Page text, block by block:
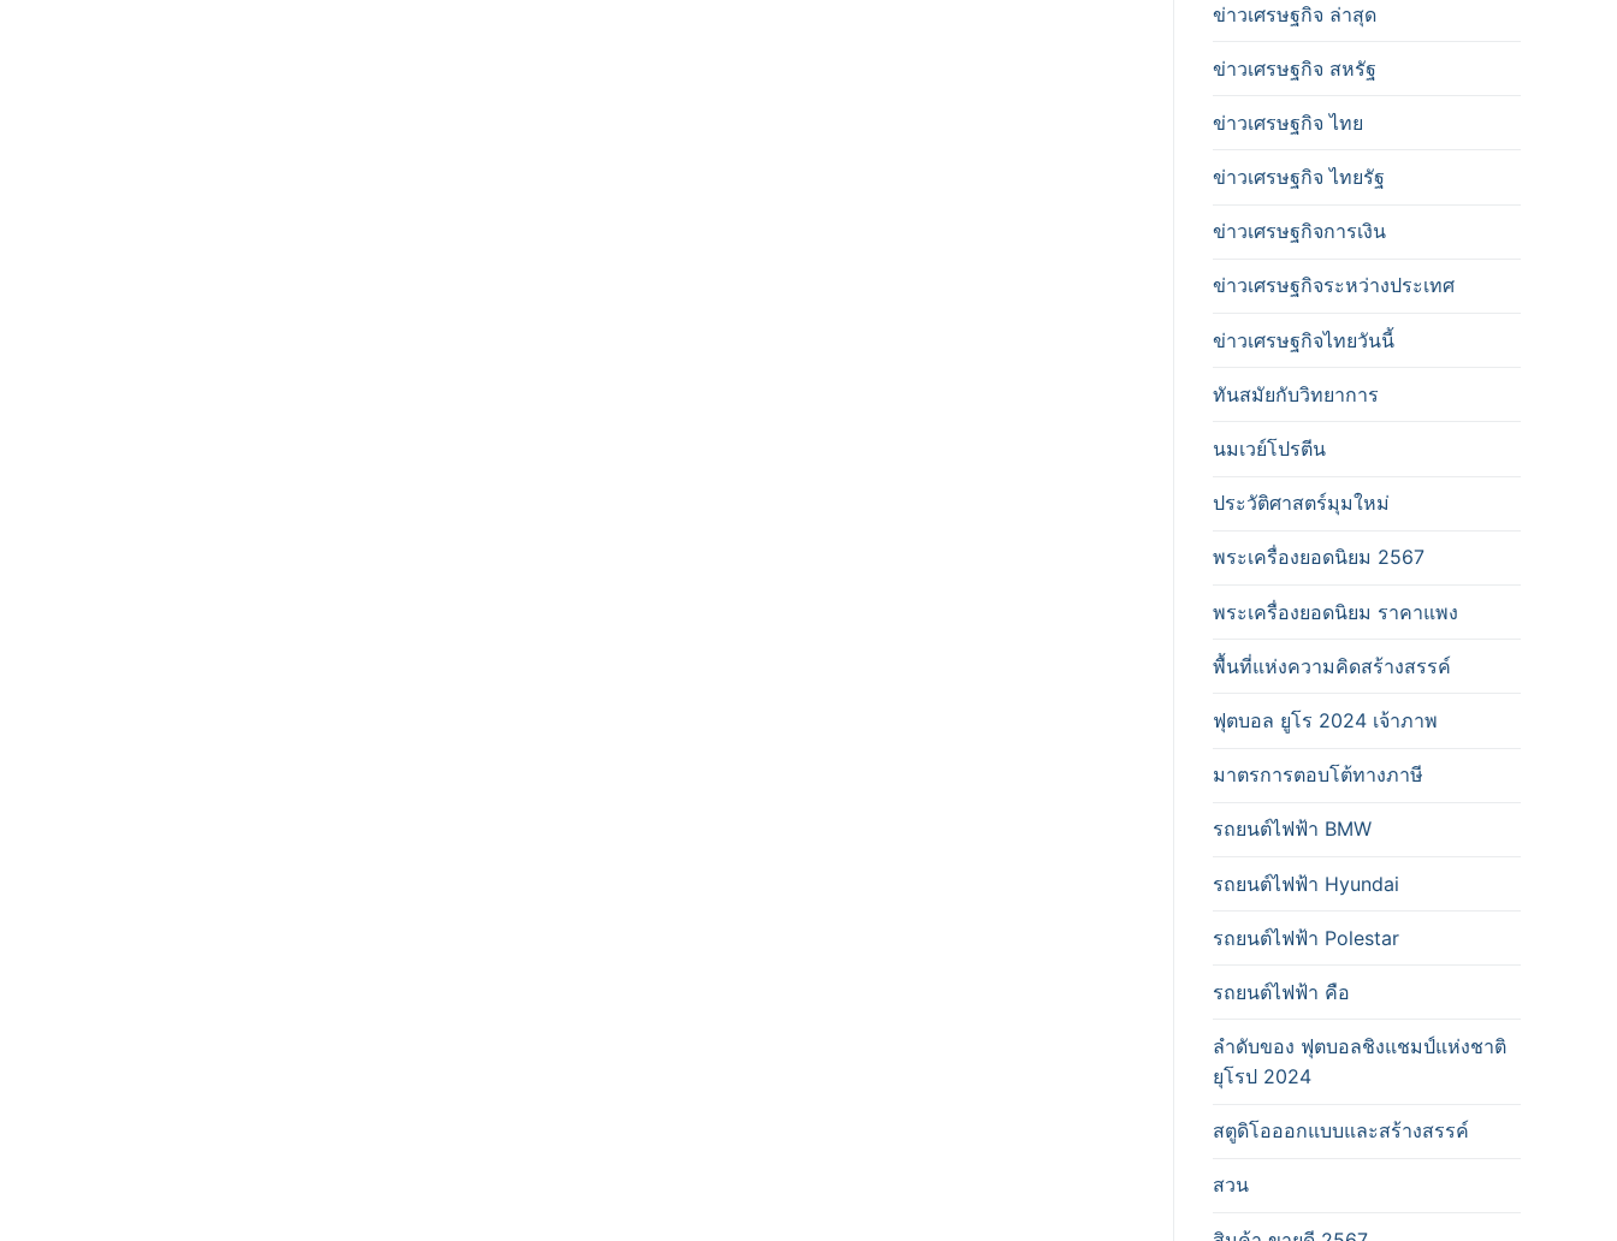
ข่าวเศรษฐกิจ ล่าสุด
ข่าวเศรษฐกิจ สหรัฐ
ข่าวเศรษฐกิจ ไทย
ข่าวเศรษฐกิจ ไทยรัฐ
ข่าวเศรษฐกิจการเงิน
ข่าวเศรษฐกิจระหว่างประเทศ
ข่าวเศรษฐกิจไทยวันนี้
ทันสมัยกับวิทยาการ
นมเวย์โปรตีน
ประวัติศาสตร์มุมใหม่
พระเครื่องยอดนิยม 2567
พระเครื่องยอดนิยม ราคาแพง
พื้นที่แห่งความคิดสร้างสรรค์
ฟุตบอล ยูโร 2024 เจ้าภาพ
มาตรการตอบโต้ทางภาษี
รถยนต์ไฟฟ้า BMW
รถยนต์ไฟฟ้า Hyundai
รถยนต์ไฟฟ้า Polestar
รถยนต์ไฟฟ้า คือ
ลำดับของ ฟุตบอลชิงแชมป์แห่งชาติ
ยุโรป 2024
สตูดิโอออกแบบและสร้างสรรค์
สวน